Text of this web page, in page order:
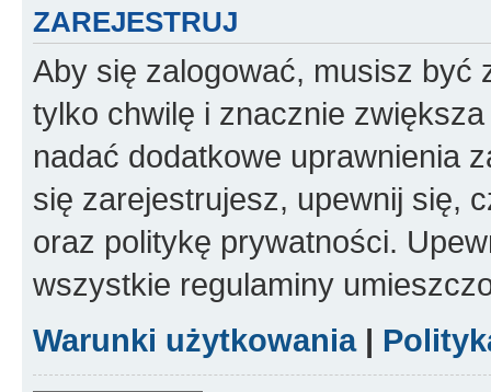
ZAREJESTRUJ
Aby się zalogować, musisz być
tylko chwilę i znacznie
nadać dodatkowe uprawnienia
się zarejestrujesz, upewnij się,
oraz politykę prywatności.
wszystkie regulaminy
Warunki użytkowania|